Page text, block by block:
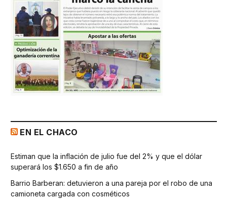
EN EL CHACO
Estiman que la inflación de julio fue del 2% y que el dólar
superará los $1.650 a fin de año
Barrio Barberan: detuvieron a una pareja por el robo de una
camioneta cargada con cosméticos